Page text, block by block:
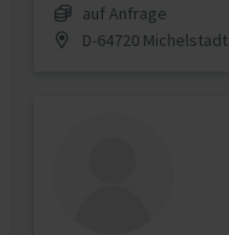
auf Anfrage
D-64720 Michelstadt